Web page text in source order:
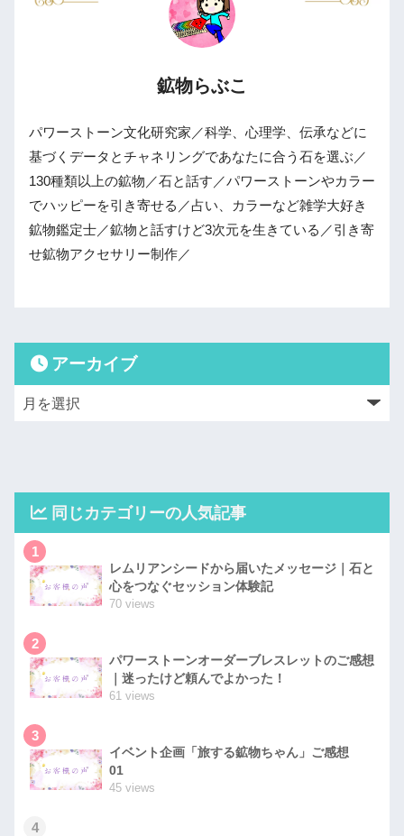
鉱物らぶこ
パワーストーン文化研究家／科学、心理学、伝承などに
基づくデータとチャネリングであなたに合う石を選ぶ／
130種類以上の鉱物／石と話す／パワーストーンやカラー
でハッピーを引き寄せる／占い、カラーなど雑学大好き
鉱物鑑定士／鉱物と話すけど3次元を生きている／引き寄
せ鉱物アクセサリー制作／
アーカイブ
同じカテゴリーの人気記事
1
レムリアンシードから届いたメッセージ｜石と
心をつなぐセッション体験記
70 views
2
パワーストーンオーダーブレスレットのご感想
｜迷ったけど頼んでよかった！
61 views
3
イベント企画「旅する鉱物ちゃん」ご感想
01
45 views
4